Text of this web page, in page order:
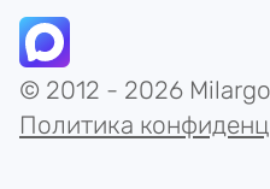
© 2012 - 2026
Политика